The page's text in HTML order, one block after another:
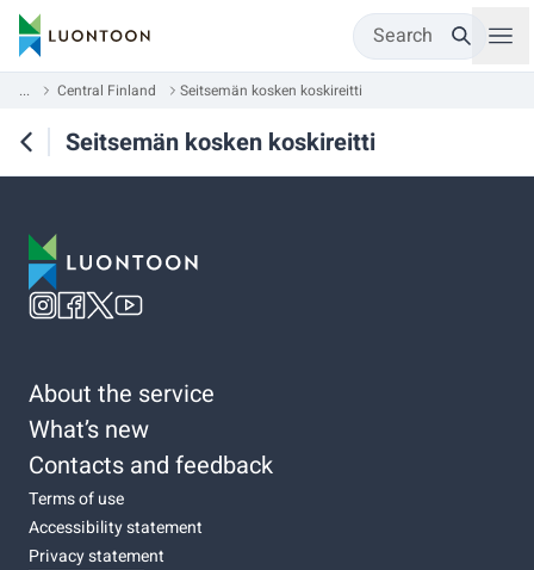
Search
... Central Finland Seitsemän kosken koskireitti
Seitsemän kosken koskireitti
About the service
What’s new
Contacts and feedback
Terms of use
Accessibility statement
Privacy statement